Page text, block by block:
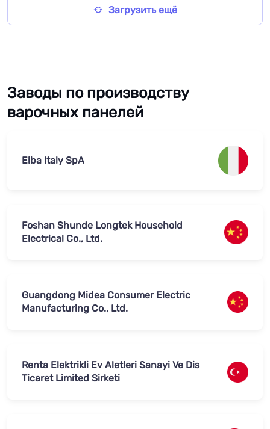
Загрузить ещё
Заводы по производству
варочных панелей
Elba Italy SpA
Foshan Shunde Longtek Household
Electrical Co., Ltd.
Guangdong Midea Consumer Electric
Manufacturing Co., Ltd.
Renta Elektrikli Ev Aletleri Sanayi Ve Dis
Ticaret Limited Sirketi